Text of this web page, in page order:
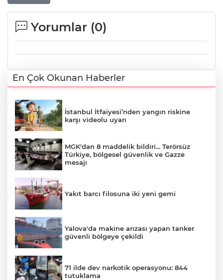
Yorumlar (0)
En Çok Okunan Haberler
İstanbul İtfaiyesi’nden yangın riskine
karşı videolu uyarı
MGK'dan 8 maddelik bildiri... Terörsüz
Türkiye, bölgesel güvenlik ve Gazze
mesajı
Yakıt barcı filosuna iki yeni gemi
Yalova'da makine arızası yapan tanker
güvenli bölgeye çekildi
71 ilde dev narkotik operasyonu: 844
tutuklama